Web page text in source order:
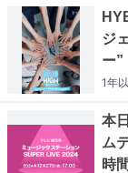
ジ
ー”
1年
本
ム
時